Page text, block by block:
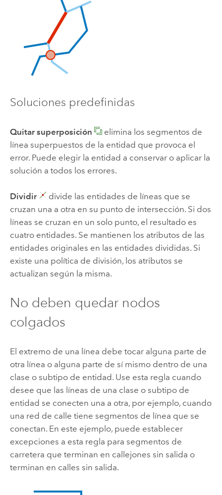
Soluciones predefinidas
Quitar superposición
elimina los segmentos de
línea superpuestos de la entidad que provoca el
error. Puede elegir la entidad a conservar o aplicar la
solución a todos los errores.
Dividir
divide las entidades de líneas que se
cruzan una a otra en su punto de intersección. Si dos
líneas se cruzan en un solo punto, el resultado es
cuatro entidades. Se mantienen los atributos de las
entidades originales en las entidades divididas. Si
existe una política de división, los atributos se
actualizan según la misma.
No deben quedar nodos
colgados
El extremo de una línea debe tocar alguna parte de
otra línea o alguna parte de sí mismo dentro de una
clase o subtipo de entidad. Use esta regla cuando
desee que las líneas de una clase o subtipo de
entidad se conecten una a otra, por ejemplo, cuando
una red de calle tiene segmentos de línea que se
conectan. En este ejemplo, puede establecer
excepciones a esta regla para segmentos de
carretera que terminan en callejones sin salida o
terminan en calles sin salida.